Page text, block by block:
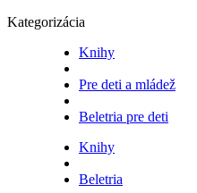
Kategorizácia
Knihy
Pre deti a mládež
Beletria pre deti
Knihy
Beletria